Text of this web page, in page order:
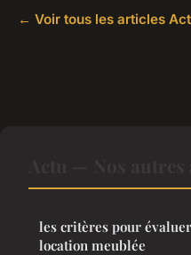
← Voir tous les articles
les critères pour
location meublée